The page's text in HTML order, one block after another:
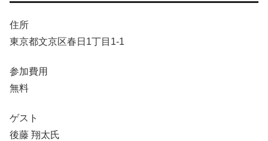
住所
東京都文京区春日1丁目1-1
参加費用
無料
ゲスト
後藤 翔太氏